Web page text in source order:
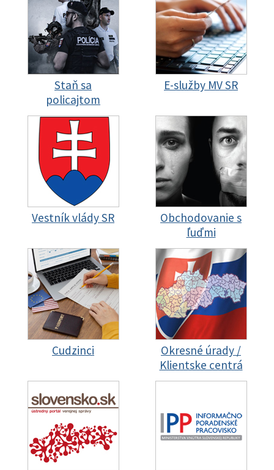
Staň sa
policajtom
E-služby MV SR
Vestník vlády SR
Obchodovanie s
ľuďmi
Cudzinci
Okresné úrady /
Klientske centrá